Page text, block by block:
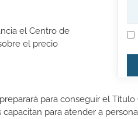
el Centro de
el precio
para conseguir el
para atender a